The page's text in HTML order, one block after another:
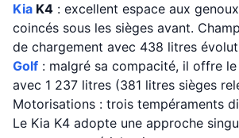
Kia K4 : excellent espace aux
coincés sous les sièges avant.
de chargement avec 438 litres
Golf : malgré sa compacité, il offre
avec 1 237 litres (381 litres sièges
Motorisations : trois tempéraments
Le Kia K4 adopte une approche